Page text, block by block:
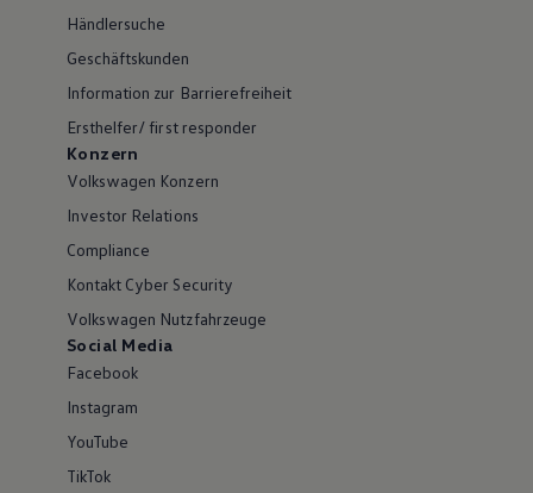
Händlersuche
Geschäftskunden
Information zur Barrierefreiheit
Ersthelfer/ first responder
Konzern
Volkswagen Konzern
Investor Relations
Compliance
Kontakt Cyber Security
Volkswagen Nutzfahrzeuge
Social Media
Facebook
Instagram
YouTube
TikTok